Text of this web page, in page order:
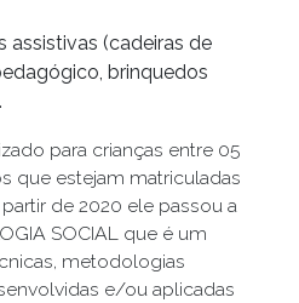
assistivas (cadeiras de
brinquedos
para crianças entre 05
que estejam matriculadas
de 2020 ele passou a
SOCIAL que é um
metodologias
e/ou aplicadas